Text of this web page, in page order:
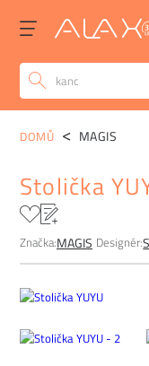
POPIS
DOMŮ MAGIS
Stolička
Značka:MAGIS Designér: